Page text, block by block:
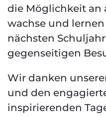
die Möglichkeit an
wachse und
nächsten
gegenseitigen
Wir danken
und den
inspirierenden